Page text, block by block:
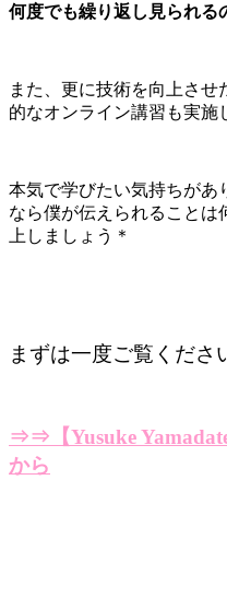
何度でも繰り返し見られる
また、更に技術を向上させ
的なオンライン講習も実施
本気で学びたい気持ちがあ
なら僕が伝えられることは
上しましょう＊
まずは一度ご覧くださ
⇒⇒【Yusuke
から